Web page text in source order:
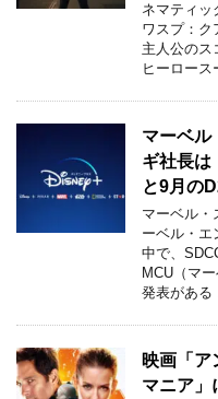
ネマティッ
ワスプ：ク
主人公のス
ヒーロース
マーベル
ギ社長は
と9月の
マーベル・
ーベル・エ
中で、
MCU（マ
発表がある
映画「ア
マニア」